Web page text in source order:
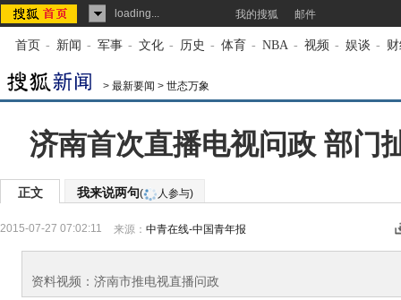
loading... 我的搜狐 邮件
首页 - 新闻 - 军事 - 文化 - 历史 - 体育 - NBA - 视频 - 娱谈 -
> 最新要闻 > 世态万象
济南首次直播电视问政 部门
正文 我来说两句( 人参与)
2015-07-27 07:02:11 来源： 中青在线-中国青年报
资料视频：济南市推电视直播问政